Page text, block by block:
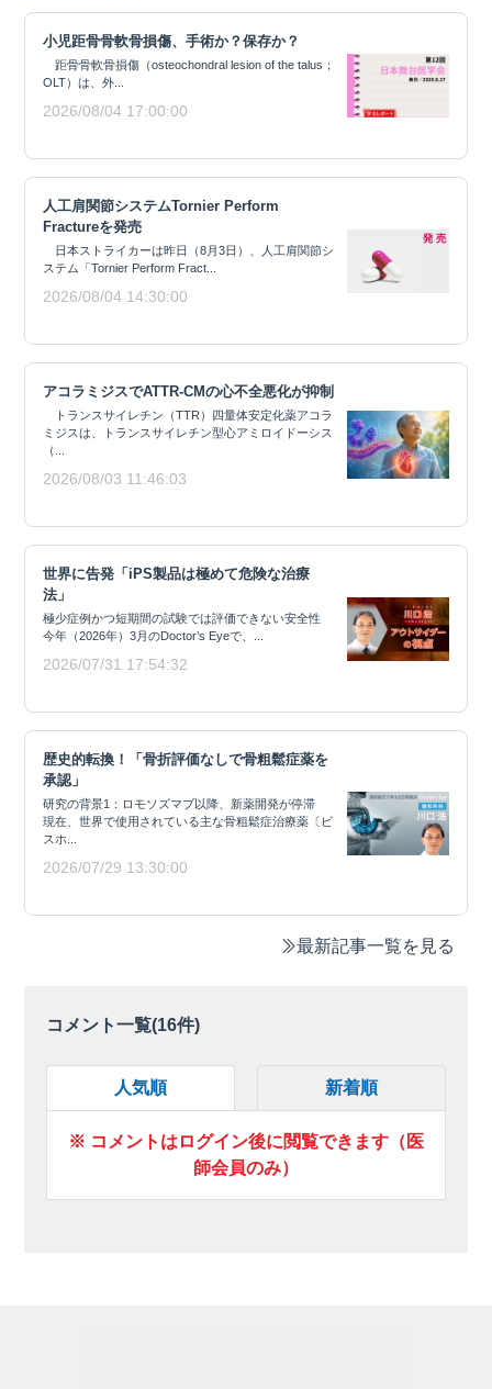
小児距骨骨軟骨損傷、手術か？保存か？
距骨骨軟骨損傷（osteochondral lesion of the talus；
OLT）は、外...
2026/08/04 17:00:00
人工肩関節システムTornier Perform
Fractureを発売
日本ストライカーは昨日（8月3日）、人工肩関節シ
ステム「Tornier Perform Fract...
2026/08/04 14:30:00
アコラミジスでATTR-CMの心不全悪化が抑制
トランスサイレチン（TTR）四量体安定化薬アコラ
ミジスは、トランスサイレチン型心アミロイドーシス
（...
2026/08/03 11:46:03
世界に告発「iPS製品は極めて危険な治療
法」
極少症例かつ短期間の試験では評価できない安全性
今年（2026年）3月のDoctor’s Eyeで、...
2026/07/31 17:54:32
歴史的転換！「骨折評価なしで骨粗鬆症薬を
承認」
研究の背景1：ロモソズマブ以降、新薬開発が停滞
現在、世界で使用されている主な骨粗鬆症治療薬〔ビ
スホ...
2026/07/29 13:30:00
最新記事一覧を見る
コメント一覧(16件)
人気順 新着順
※ コメントはログイン後に閲覧できます（医
師会員のみ）